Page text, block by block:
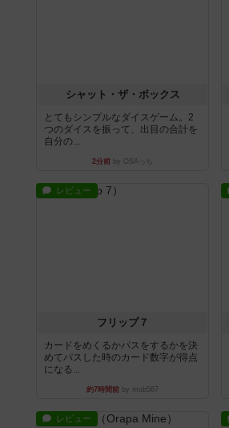
シャット・ザ・ボックス
とてもシンプルなダイスゲーム。2
つのダイスを振って、出目の合計を
自分の...
2分前 by OSAっち
レビュー
フリップ７
カードをめくるかパスをするかを決
めてパスした時のカード数字が得点
になる...
約7時間前 by mob567
レビュー